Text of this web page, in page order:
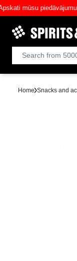
mūsu piedāvājumu!
Home Snacks and